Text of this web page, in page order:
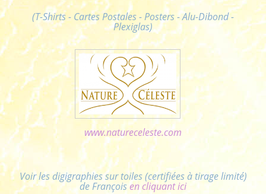
(T-Shirts - Cartes Postales - Posters - Alu-Dibond -
Plexiglas)
www.natureceleste.com
Voir les digigraphies sur toiles (certifiées à tirage limité)
de Françoisen cliquant ici